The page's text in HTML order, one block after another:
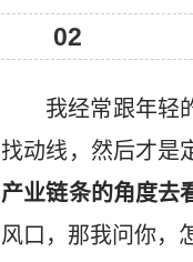
02
我经常跟年轻
找动线，然后才是
产业链条的角度去
风口，那我问你，